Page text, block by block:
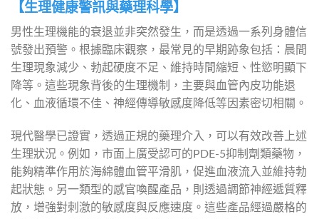
【生理健康警訊與藥理科學】
男性生理機能的衰退並非突然發生，而是透過一系列身體信
號發出預警。根據臨床觀察，最常見的早期跡象包括：晨間
生理現象減少、勃起硬度不足、維持時間縮短、性慾明顯下
降等。這些現象背後的生理機制，主要與血管內皮功能退
化、血液循環不佳、神經傳導敏感度降低等因素密切相關。
現代醫學已證實，透過正規的藥理介入，可以有效改善上述
生理狀況。例如，市面上廣受認可的PDE-5抑制劑類藥物，
能夠精準作用於海綿體血管平滑肌，促進血液流入並維持勃
起狀態。另一類型的感官喚醒產品，則透過調節神經遞質釋
放，增強對刺激的敏感度與反應速度。這些產品經過嚴格的